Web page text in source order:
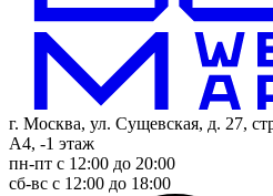
г. Москва, ул. Сущевская, д. 27,
А4, -1 этаж
пн-пт с 12:00 до 20:00
сб-вс с 12:00 до 18:00